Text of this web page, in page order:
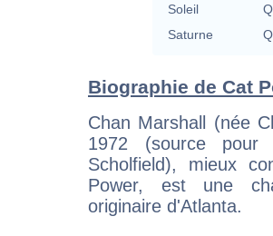
Soleil
Saturne
Biographie de Cat
Chan Marshall (née
1972 (source
Scholfield), mieux
Power, est une
originaire d'Atlanta.